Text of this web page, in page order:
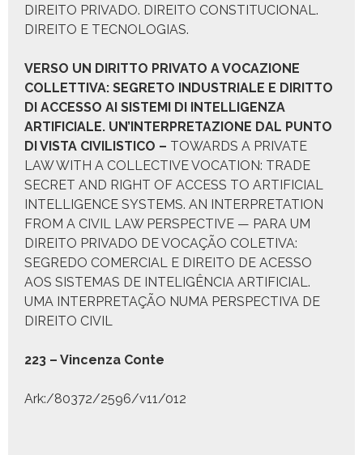
DIREITO PRIVADO. DIREITO CONSTITUCIONAL.
DIREITO E TECNOLOGIAS.
VERSO UN DIRITTO PRIVATO A VOCAZIONE
COLLETTIVA: SEGRETO INDUSTRIALE E DIRITTO
DI ACCESSO AI SISTEMI DI INTELLIGENZA
ARTIFICIALE. UN’INTERPRETAZIONE DAL PUNTO
DI VISTA CIVILISTICO – TOWARDS A PRIVATE
LAW WITH A COLLECTIVE VOCATION: TRADE
SECRET AND RIGHT OF ACCESS TO ARTIFICIAL
INTELLIGENCE SYSTEMS. AN INTERPRETATION
FROM A CIVIL LAW PERSPECTIVE — PARA UM
DIREITO PRIVADO DE VOCAÇÃO COLETIVA:
SEGREDO COMERCIAL E DIREITO DE ACESSO
AOS SISTEMAS DE INTELIGÊNCIA ARTIFICIAL.
UMA INTERPRETAÇÃO NUMA PERSPECTIVA DE
DIREITO CIVIL
223 – Vin­cen­za Con­te
Ark:/80372/2596/v11/012